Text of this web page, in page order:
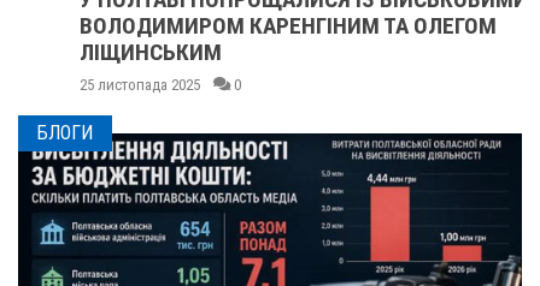
ВОЛОДИМИРОМ КАРЕНГІНИМ ТА ОЛЕГОМ
ЛІЩИНСЬКИМ
25 листопада 2025 0
БЛОГИ